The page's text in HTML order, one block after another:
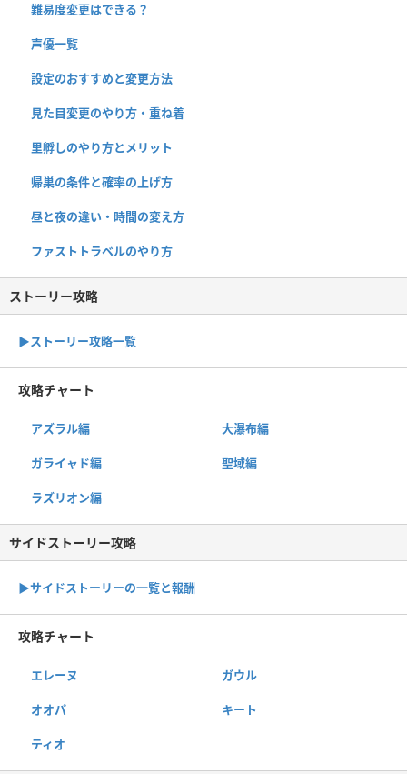
難易度変更はできる？
声優一覧
設定のおすすめと変更方法
見た目変更のやり方・重ね着
里孵しのやり方とメリット
帰巣の条件と確率の上げ方
昼と夜の違い・時間の変え方
ファストトラベルのやり方
ストーリー攻略
▶︎ストーリー攻略一覧
攻略チャート
アズラル編 大瀑布編
ガライャド編 聖域編
ラズリオン編
サイドストーリー攻略
▶サイドストーリーの一覧と報酬
攻略チャート
エレーヌ ガウル
オオパ キート
ティオ